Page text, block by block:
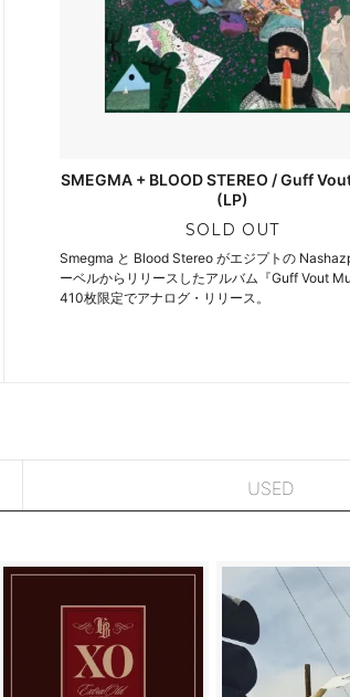
SMEGMA + BLOOD STEREO / Guff
(LP)
SOLD OUT
Smegma と Blood Stereo がエジプトの
ーベルからリリースしたアルバム『Guff Vout
410枚限定でアナログ・リリース。
USED